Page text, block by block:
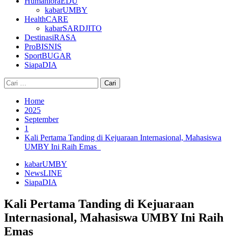
kabarUMBY
HealthCARE
kabarSARDJITO
DestinasiRASA
ProBISNIS
SportBUGAR
SiapaDIA
Cari
untuk:
Home
2025
September
1
Kali Pertama Tanding di Kejuaraan Internasional, Mahasiswa
UMBY Ini Raih Emas
kabarUMBY
NewsLINE
SiapaDIA
Kali Pertama Tanding di Kejuaraan
Internasional, Mahasiswa UMBY Ini Raih
Emas